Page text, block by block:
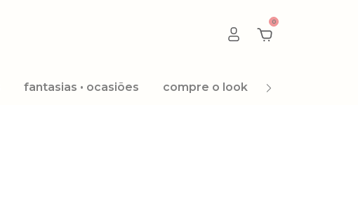
0
fantasias • ocasiões compre o look